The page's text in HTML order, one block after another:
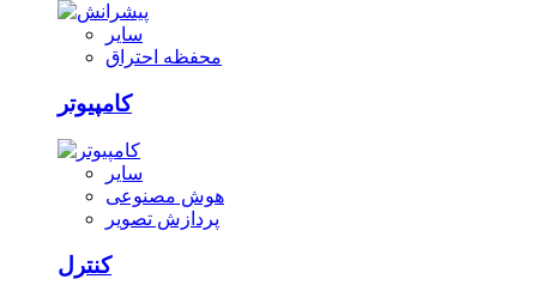
سایر
محفظه احتراق
کامپیوتر
سایر
هوش مصنوعی
پردازش تصویر
کنترل